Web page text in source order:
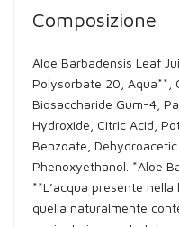
Composizione
Aloe Barbadensis Leaf
Polysorbate 20, Aqua**,
Biosaccharide Gum-4,
Hydroxide, Citric Acid,
Benzoate,
Phenoxyethanol. *Aloe
**L’acqua presente
quella naturalmente